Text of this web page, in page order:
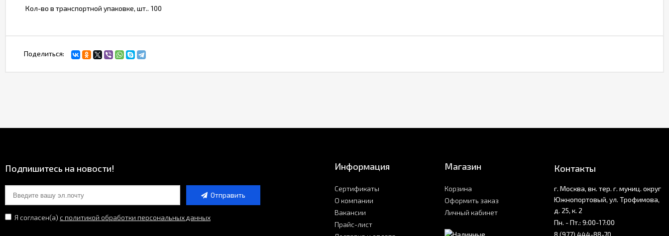
Кол-во в транспортной упаковке, шт.. 100
Поделиться:
Подпишитесь на новости!
Отправить
Я согласен(a) с политикой обработки персональных данных
Информация
Сертификаты
О компании
Вакансии
Прайс-лист
Магазин
Корзина
Оформить заказ
Личный кабинет
Контакты
г. Москва, вн. тер. г. муниц. округ
Южнопортовый, ул. Трофимова,
д. 25, к. 2
Пн. - Пт.: 9:00-17:00
8 (977) 444-88-70